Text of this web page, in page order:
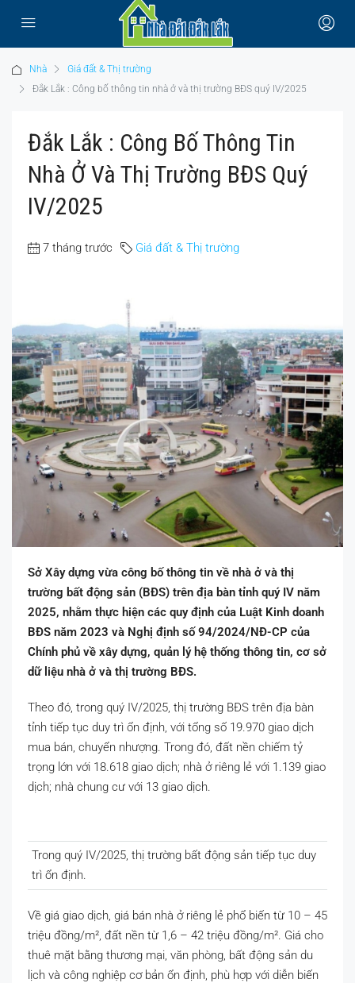
Nhà
Giá đất & Thị trường
Đắk Lắk : Công bố thông tin nhà ở và thị trường BĐS quý IV/2025
Đắk Lắk : Công Bố Thông Tin
Nhà Ở Và Thị Trường BĐS Quý
IV/2025
7 tháng trước Giá đất & Thị trường
Sở Xây dựng vừa công bố thông tin về nhà ở và thị
trường bất động sản (BĐS) trên địa bàn tỉnh quý IV năm
2025, nhằm thực hiện các quy định của Luật Kinh doanh
BĐS năm 2023 và Nghị định số 94/2024/NĐ-CP của
Chính phủ về xây dựng, quản lý hệ thống thông tin, cơ sở
dữ liệu nhà ở và thị trường BĐS.
Theo đó, trong quý IV/2025, thị trường BĐS trên địa bàn
tỉnh tiếp tục duy trì ổn định, với tổng số 19.970 giao dịch
mua bán, chuyển nhượng. Trong đó, đất nền chiếm tỷ
trọng lớn với 18.618 giao dịch; nhà ở riêng lẻ với 1.139 giao
dịch; nhà chung cư với 13 giao dịch.
Trong quý IV/2025, thị trường bất động sản tiếp tục duy
trì ổn định.
Về giá giao dịch, giá bán nhà ở riêng lẻ phổ biến từ 10 – 45
triệu đồng/m², đất nền từ 1,6 – 42 triệu đồng/m². Giá cho
thuê mặt bằng thương mại, văn phòng, bất động sản du
lịch và công nghiệp cơ bản ổn định, phù hợp với diễn biến